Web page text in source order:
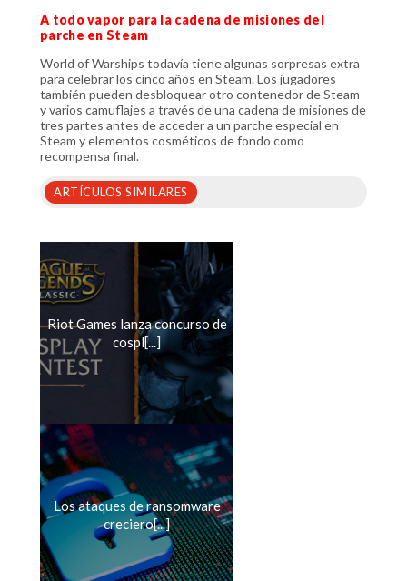
A todo vapor para la cadena de misiones del
parche en Steam
World of Warships todavía tiene algunas sorpresas extra
para celebrar los cinco años en Steam. Los jugadores
también pueden desbloquear otro contenedor de Steam
y varios camuflajes a través de una cadena de misiones de
tres partes antes de acceder a un parche especial en
Steam y elementos cosméticos de fondo como
recompensa final.
ARTÍCULOS SIMILARES
Riot Games lanza concurso de
cospl[...]
Los ataques de ransomware
creciero[...]